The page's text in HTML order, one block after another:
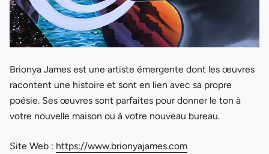
Brionya James est une artiste émergente dont les œuvres
racontent une histoire et sont en lien avec sa propre
poésie. Ses œuvres sont parfaites pour donner le ton à
votre nouvelle maison ou à votre nouveau bureau.
Site Web : https://www.brionyajames.com